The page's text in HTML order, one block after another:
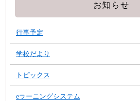
お知らせ
行事予定
学校だより
トピックス
eラーニングシステム